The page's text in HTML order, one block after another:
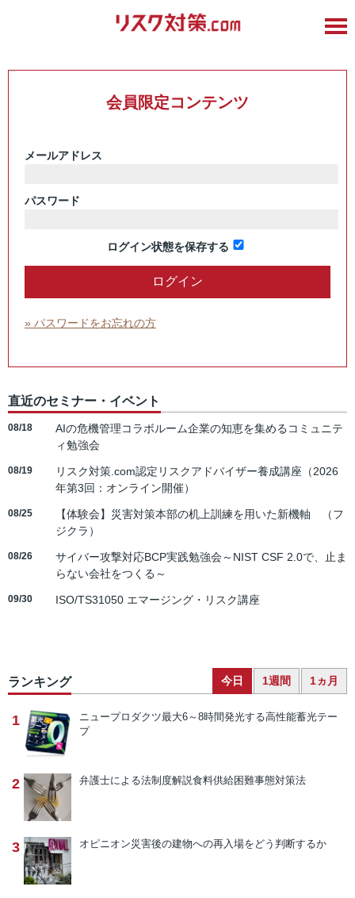
会員限定コンテンツ
メールアドレス
パスワード
ログイン状態を保存する
» パスワードをお忘れの方
直近のセミナー・イベント
08/18
AIの危機管理コラボルーム企業の知恵を集めるコミュニテ
ィ勉強会
08/19
リスク対策.com認定リスクアドバイザー養成講座（2026
年第3回：オンライン開催）
08/25
【体験会】災害対策本部の机上訓練を用いた新機軸 （フ
ジクラ）
08/26
サイバー攻撃対応BCP実践勉強会～NIST CSF 2.0で、止ま
らない会社をつくる～
09/30 ISO/TS31050 エマージング・リスク講座
ランキング 今日 1週間 1ヵ月
1 ニュープロダクツ最大6～8時間発光する高性能蓄光テー
プ
2 弁護士による法制度解説食料供給困難事態対策法
3 オピニオン災害後の建物への再入場をどう判断するか